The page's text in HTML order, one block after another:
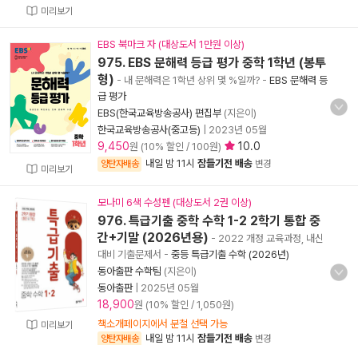
미리보기
미리보기
EBS 북마크 자 (대상도서 1만원 이상)
975. EBS 문해력 등급 평가 중학 1학년 (봉투
형) - 내 문해력은 1학년 상위 몇 %일까? - EBS 문해력 등
급 평가
EBS(한국교육방송공사) 편집부 (지은이)
한국교육방송공사(중고등)
2023년 05월
9,450원 (10% 할인 / 100원) 10.0
양탄자배송 내일 밤 11시 잠들기전 배송 변경
미리보기
모나미 6색 수성펜 (대상도서 2권 이상)
976. 특급기출 중학 수학 1-2 2학기 통합 중
간+기말 (2026년용) - 2022 개정 교육과정, 내신
대비 기출문제서 - 중등 특급기출 수학 (2026년)
동아출판 수학팀 (지은이)
동아출판| 2025년 05월
18,900원 (10% 할인 / 1,050원)
책소개페이지에서 분철 선택 가능
양탄자배송 내일 밤 11시 잠들기전 배송 변경